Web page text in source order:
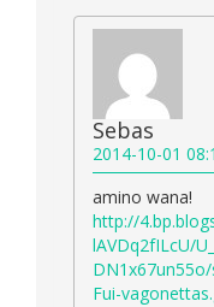
Sebas
2014-10-01
amino wana!
http://
lAVDq2fILcU/
Fui-